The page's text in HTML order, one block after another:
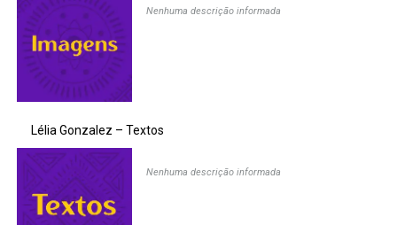
Nenhuma descrição informada
Lélia Gonzalez – Textos
Nenhuma descrição informada